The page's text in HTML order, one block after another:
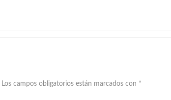
Los campos obligatorios están marcados con *